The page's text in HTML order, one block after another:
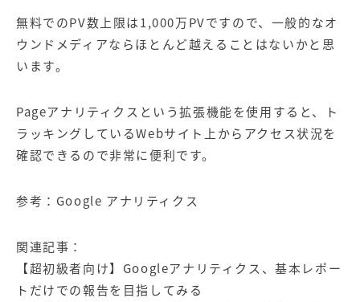
無料でのPV数上限は1,000万PVですので、一般的なオ
ウンドメディアならほとんど越えることはないかと思
います。
Pageアナリティクスという拡張機能を使用すると、ト
ラッキングしているWebサイト上からアクセス状況を
確認できるので非常に便利です。
参考： Google アナリティクス
関連記事：
【超初級者向け】Googleアナリティクス、基本レポー
トだけでの報告を目指してみる